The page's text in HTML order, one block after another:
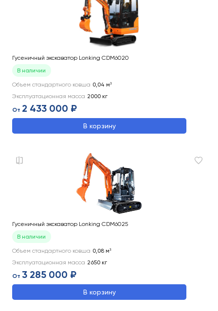
Гусеничный экскаватор Lonking CDM6020
В наличии
Объем стандартного ковша 0,04 м³
Эксплуатационная масса 2000 кг
От 2 433 000 ₽
В корзину
Гусеничный экскаватор Lonking CDM6025
В наличии
Объем стандартного ковша 0,08 м³
Эксплуатационная масса 2650 кг
От 3 285 000 ₽
В корзину